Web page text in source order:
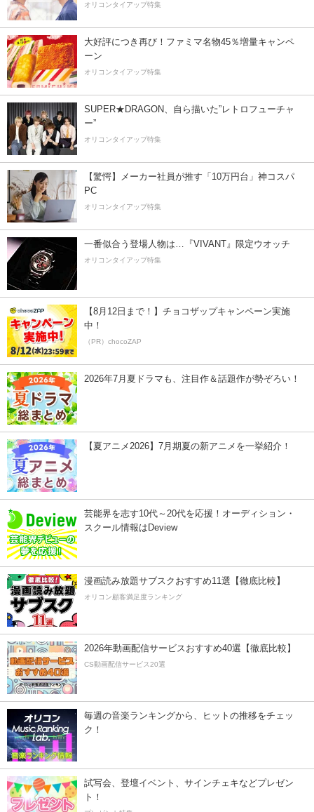
オリコンタイアップ特集
大好評につき再び！ファミマ名物45％増量キャンペ
ーン
オリコンタイアップ特集
SUPER★DRAGON、自ら描いた”レトロフューチャ
ー”
オリコンタイアップ特集
【驚愕】メーカー社員が推す「10万円台」神コスパ
PC
オリコンタイアップ特集
一番似合う登場人物は…『VIVANT』限定ウオッチ
オリコンタイアップ特集
【8月12日まで！】チョコザップキャンペーン実施
中！
（PR）chocoZAP
2026年7月夏ドラマも、注目作＆話題作が勢ぞろい！
【夏アニメ2026】7月期夏の新アニメを一挙紹介！
芸能界を志す10代～20代を応援！オーディション・
スクール情報はDeview
漫画読み放題サブスクおすすめ11選【徹底比較】
オリコン顧客満足度ランキング
2026年動画配信サービスおすすめ40選【徹底比較】
CS動画配信サービス20選
毎週の音楽ランキングから、ヒットの推移をチェッ
ク！
試写会、登壇イベント、サインチェキなどプレゼン
ト！